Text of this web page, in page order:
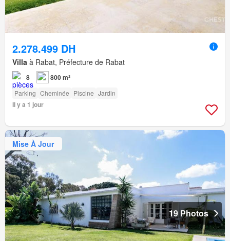
2.278.499 DH
Villa à Rabat, Préfecture de Rabat
8 800 m²
Parking Cheminée Piscine Jardin
Il y a 1 jour
Mise À Jour
19 Photos